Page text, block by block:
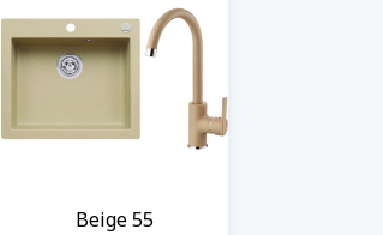
Beige 55